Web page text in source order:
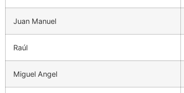
Juan Manuel
Raúl
Miguel Angel